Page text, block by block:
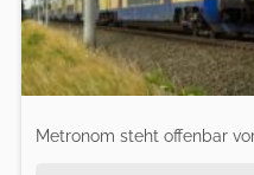
Metronom steht offenbar